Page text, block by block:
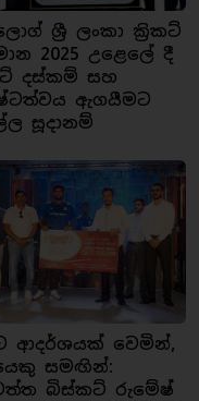
ශ්‍රී ලංකා ක්‍රිකට්
2025 උළෙලේ දී
දස්කම් සහ
ඇගයීමට
සූදානම්
ආදර්ශයක් වෙමින්,
සමඟින්:
බිස්කට් රුමේෂ්